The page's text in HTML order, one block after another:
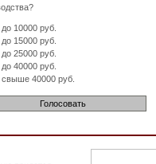
до 10000 руб.
до 15000 руб.
до 25000 руб.
до 40000 руб.
свыше 40000 руб.